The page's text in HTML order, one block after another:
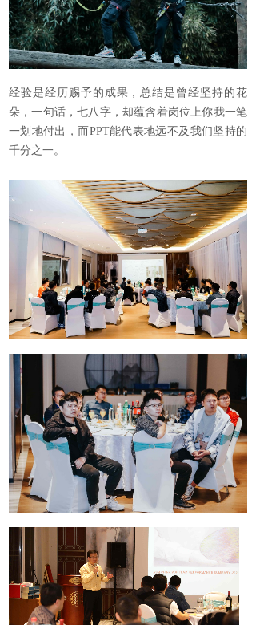
经验是经历赐予的成果，总结是曾经坚持的花
朵，一句话，七八字，却蕴含着岗位上你我一笔
一划地付出，而PPT能代表地远不及我们坚持的
千分之一。